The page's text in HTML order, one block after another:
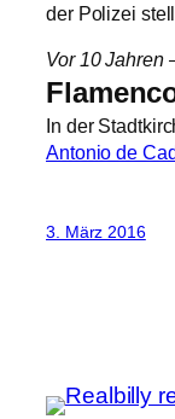
der Polizei
Vor 10 Jahren
In der
Antonio de
3. März 2016